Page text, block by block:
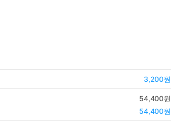
3,200원
54,400원
54,400원